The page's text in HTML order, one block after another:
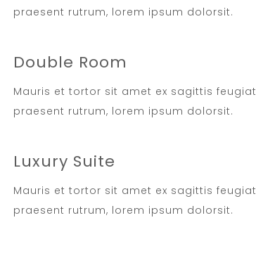
praesent rutrum, lorem ipsum dolorsit.
Double Room
Mauris et tortor sit amet ex sagittis feugiat
praesent rutrum, lorem ipsum dolorsit.
Luxury Suite
Mauris et tortor sit amet ex sagittis feugiat
praesent rutrum, lorem ipsum dolorsit.